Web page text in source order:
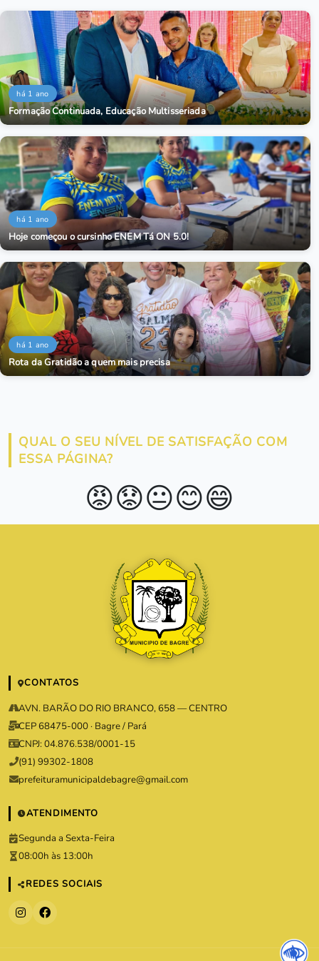
há 1 ano
Formação Continuada, Educação Multisseriada
há 1 ano
Hoje começou o cursinho ENEM Tá ON 5.0!
há 1 ano
Rota da Gratidão a quem mais precisa
QUAL O SEU NÍVEL DE SATISFAÇÃO COM
ESSA PÁGINA?
😡😟😐😊😄
CONTATOS
AVN. BARÃO DO RIO BRANCO, 658 — CENTRO
CEP 68475-000 · Bagre / Pará
CNPJ: 04.876.538/0001-15
(91) 99302-1808
prefeituramunicipaldebagre@gmail.com
ATENDIMENTO
Segunda a Sexta-Feira
08:00h às 13:00h
REDES SOCIAIS